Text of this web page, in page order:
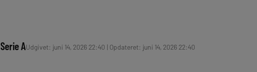
Serie AUdgivet: juni 14, 2026 22:40 | Opdateret: juni 14, 2026 22:40